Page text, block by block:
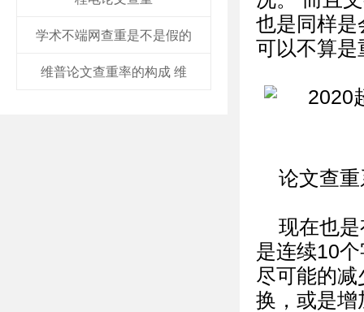
学术不端网查重是不是假的
维普论文查重率的构成 维
也是同样是
可以不算是
论文查
现在也
是连续10
尽可能的
换，或是增